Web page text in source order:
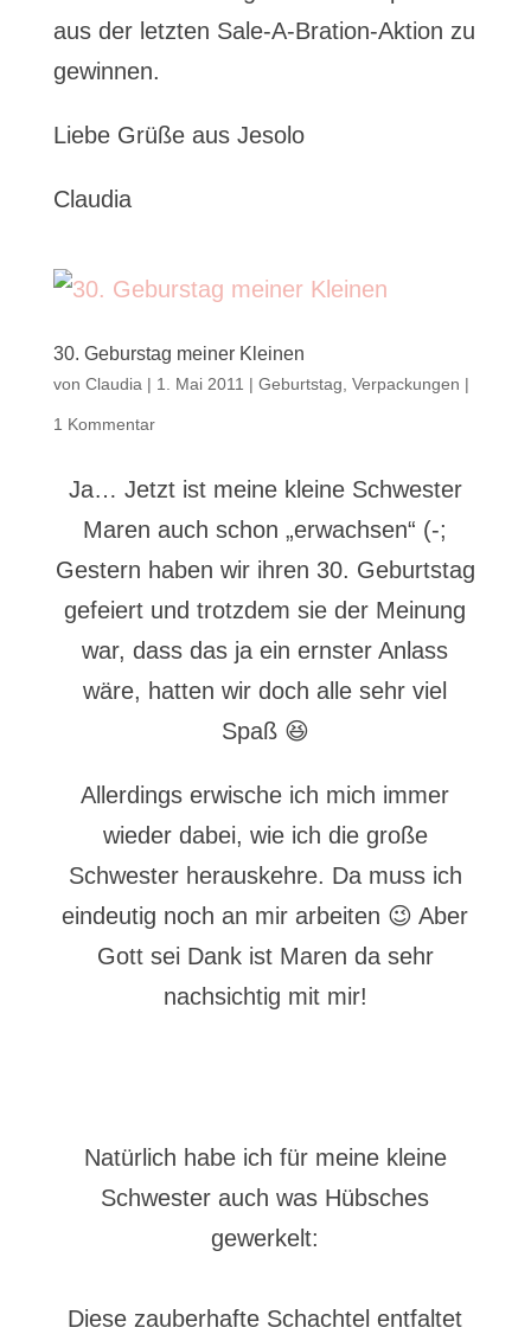
aus der letzten Sale-A-Bration-Aktion zu
gewinnen.
Liebe Grüße aus Jesolo
Claudia
30. Geburstag meiner Kleinen
von Claudia | 1. Mai 2011 | Geburtstag Verpackungen |
1 Kommentar
Ja… Jetzt ist meine kleine Schwester
Maren auch schon „erwachsen“ (-;
Gestern haben wir ihren 30. Geburtstag
gefeiert und trotzdem sie der Meinung
war, dass das ja ein ernster Anlass
wäre, hatten wir doch alle sehr viel
Spaß 😆
Allerdings erwische ich mich immer
wieder dabei, wie ich die große
Schwester herauskehre. Da muss ich
eindeutig noch an mir arbeiten 😉 Aber
Gott sei Dank ist Maren da sehr
nachsichtig mit mir!
Natürlich habe ich für meine kleine
Schwester auch was Hübsches
gewerkelt:
Diese zauberhafte Schachtel entfaltet